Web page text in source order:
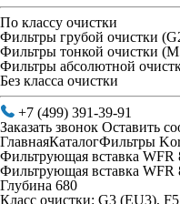
По классу очистки
Фильтры грубой очистки
Фильтры тонкой очистки
Фильтры абсолютной
Без класса очистки
+7 (499) 391-39-91
Заказать звонок Оставить
ГлавнаяКаталогФильтры
Фильтрующая вставка WFR
Фильтрующая вставка WFR
Глубина 680
Класс очистки: G3 (EU3),